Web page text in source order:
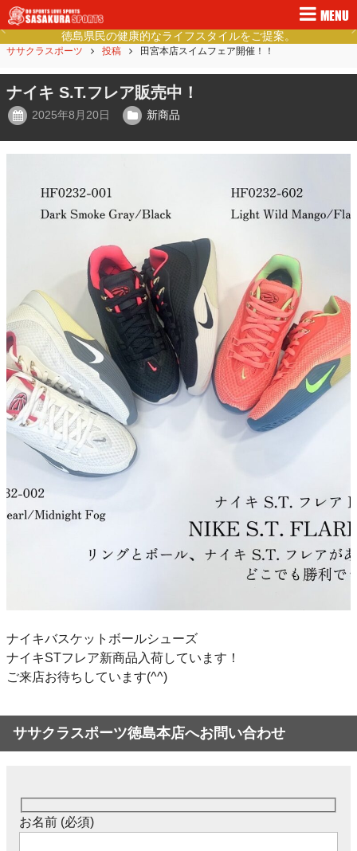
MENU
徳島県民の健康的なライフスタイルをご提案。
Previous
ササクラスポーツ 投稿 田宮本店スイムフェア開催！！
ナイキ S.T.フレア販売中！
2025年8月20日 新商品
ナイキバスケットボールシューズ
ナイキSTフレア新商品入荷しています！
ご来店お待ちしています(^^)
ササクラスポーツ徳島本店へお問い合わせ
お名前 (必須)